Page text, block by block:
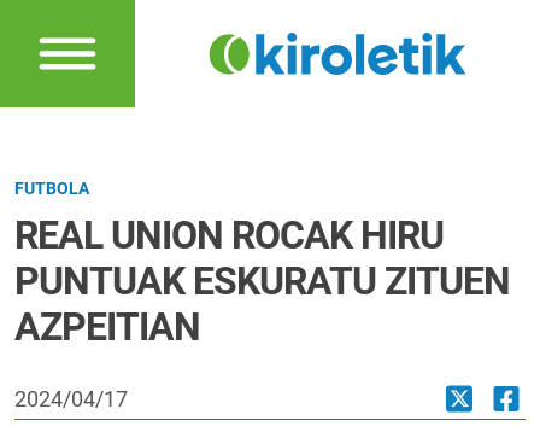
FUTBOLA
REAL UNION ROCAK HIRU
PUNTUAK ESKURATU ZITUEN
AZPEITIAN
2024/04/17